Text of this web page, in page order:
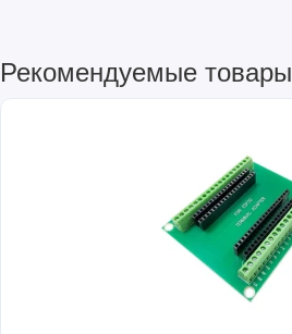
Рекомендуемые товары